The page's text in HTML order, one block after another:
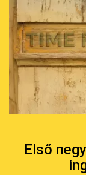
Első